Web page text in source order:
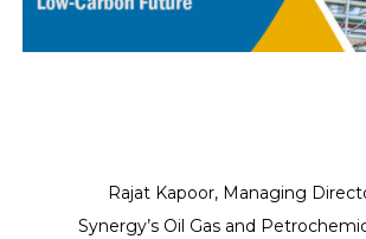
Rajat Kapoor, Managing
Synergy’s Oil Gas and